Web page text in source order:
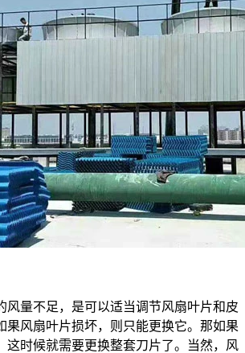
风量不足，是可以适当调节风扇叶片和皮
果风扇叶片损坏，则只能更换它。那如果
这时候就需要更换整套刀片了。当然，风